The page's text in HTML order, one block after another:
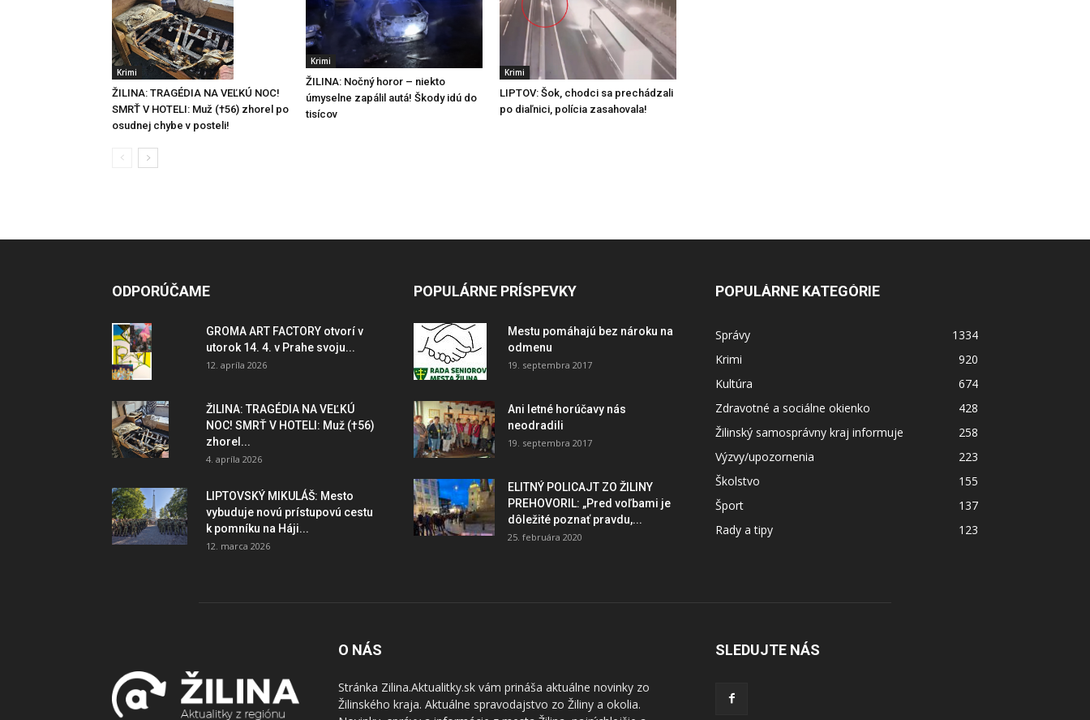
Krimi
ŽILINA: TRAGÉDIA NA VEĽKÚ NOC!
SMRŤ V HOTELI: Muž (†56) zhorel po
osudnej chybe v posteli!
Krimi
ŽILINA: Nočný horor – niekto
úmyselne zapálil autá! Škody idú do
tisícov
Krimi
LIPTOV: Šok, chodci sa prechádzali
po diaľnici, polícia zasahovala!
ODPORÚČAME
GROMA ART FACTORY otvorí v
utorok 14. 4. v Prahe svoju...
12. apríla 2026
ŽILINA: TRAGÉDIA NA VEĽKÚ
NOC! SMRŤ V HOTELI: Muž (†56)
zhorel...
4. apríla 2026
LIPTOVSKÝ MIKULÁŠ: Mesto
vybuduje novú prístupovú cestu
k pomníku na Háji...
12. marca 2026
POPULÁRNE PRÍSPEVKY
Mestu pomáhajú bez nároku na
odmenu
19. septembra 2017
Ani letné horúčavy nás
neodradili
19. septembra 2017
ELITNÝ POLICAJT ZO ŽILINY
PREHOVORIL: „Pred voľbami je
dôležité poznať pravdu,...
25. februára 2020
POPULÁRNE KATEGÓRIE
Správy
1334
Krimi
920
Kultúra
674
Zdravotné a sociálne okienko
428
Žilinský samosprávny kraj informuje
258
Výzvy/upozornenia
223
Školstvo
155
Šport
137
Rady a tipy
123
O NÁS
Stránka Zilina.Aktualitky.sk vám prináša aktuálne novinky zo
Žilinského kraja. Aktuálne spravodajstvo zo Žiliny a okolia.
SLEDUJTE NÁS